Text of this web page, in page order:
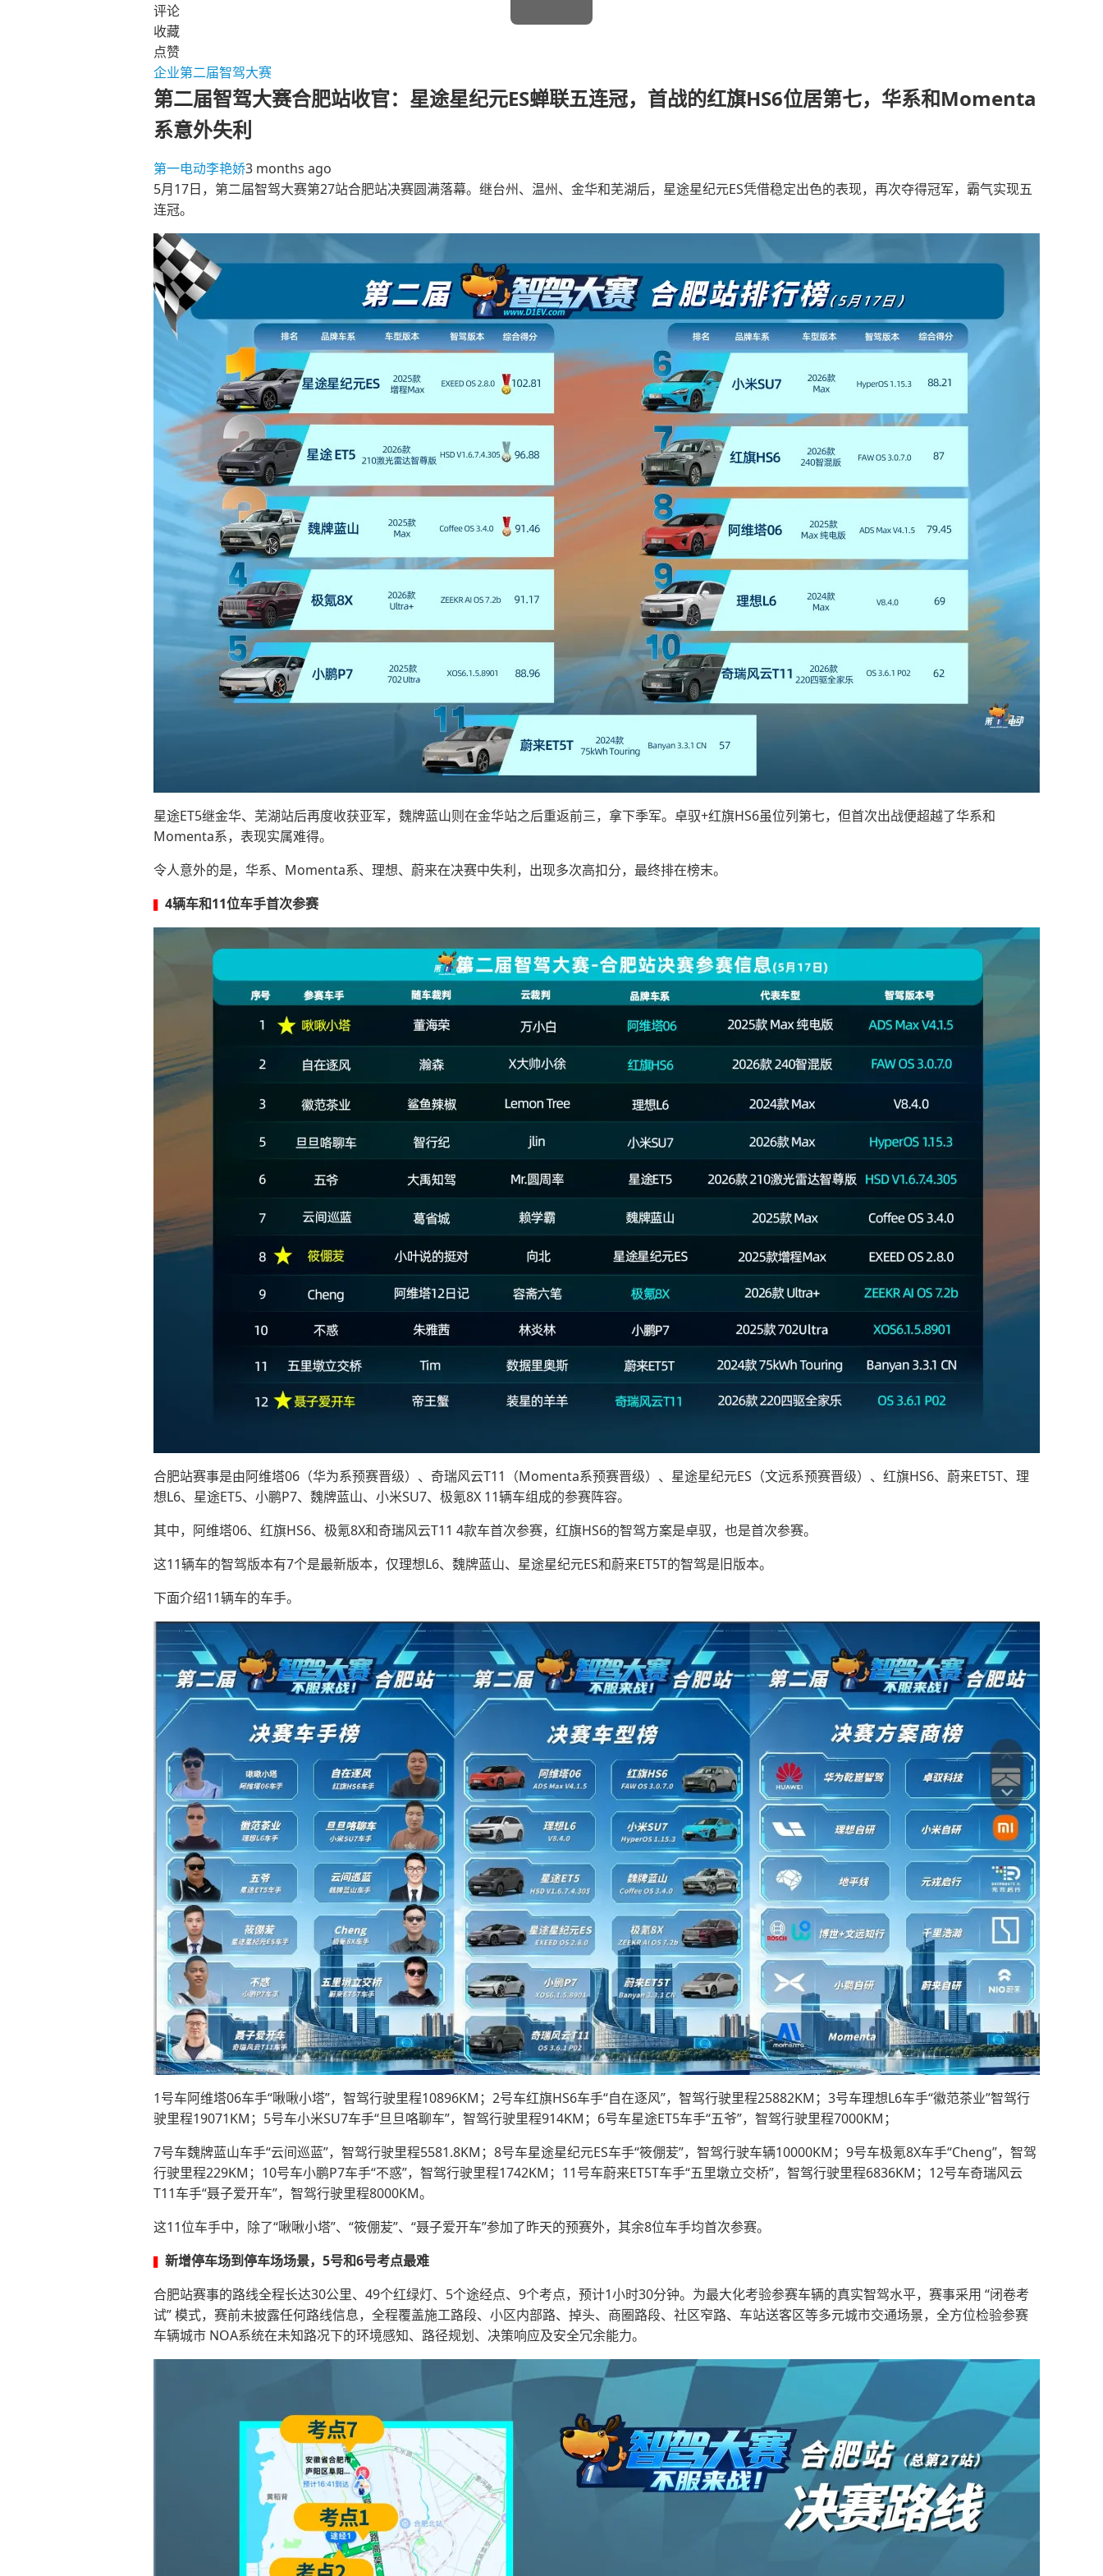
评论
收藏
点赞
企业第二届智驾大赛
第二届智驾大赛合肥站收官：星途星纪元ES蝉联五连冠，首战的红旗HS6位居第七，华系和Momenta
系意外失利
第一电动李艳娇3 months ago
5月17日，第二届智驾大赛第27站合肥站决赛圆满落幕。继台州、温州、金华和芜湖后，星途星纪元ES凭借稳定出色的表现，再次夺得冠军，霸气实现五
连冠。
星途ET5继金华、芜湖站后再度收获亚军，魏牌蓝山则在金华站之后重返前三，拿下季军。卓驭+红旗HS6虽位列第七，但首次出战便超越了华系和
Momenta系，表现实属难得。
令人意外的是，华系、Momenta系、理想、蔚来在决赛中失利，出现多次高扣分，最终排在榜末。
▍ 4辆车和11位车手首次参赛
合肥站赛事是由阿维塔06（华为系预赛晋级）、奇瑞风云T11（Momenta系预赛晋级）、星途星纪元ES（文远系预赛晋级）、红旗HS6、蔚来ET5T、理
想L6、星途ET5、小鹏P7、魏牌蓝山、小米SU7、极氪8X 11辆车组成的参赛阵容。
其中，阿维塔06、红旗HS6、极氪8X和奇瑞风云T11 4款车首次参赛，红旗HS6的智驾方案是卓驭，也是首次参赛。
这11辆车的智驾版本有7个是最新版本，仅理想L6、魏牌蓝山、星途星纪元ES和蔚来ET5T的智驾是旧版本。
下面介绍11辆车的车手。
1号车阿维塔06车手“啾啾小塔”，智驾行驶里程10896KM；2号车红旗HS6车手“自在逐风”，智驾行驶里程25882KM；3号车理想L6车手“徽范茶业”智驾行
驶里程19071KM；5号车小米SU7车手“旦旦咯聊车”，智驾行驶里程914KM；6号车星途ET5车手“五爷”，智驾行驶里程7000KM；
7号车魏牌蓝山车手“云间巡蓝”，智驾行驶里程5581.8KM；8号车星途星纪元ES车手“筱倗苃”，智驾行驶车辆10000KM；9号车极氪8X车手“Cheng”，智驾
行驶里程229KM；10号车小鹏P7车手“不惑”，智驾行驶里程1742KM；11号车蔚来ET5T车手“五里墩立交桥”，智驾行驶里程6836KM；12号车奇瑞风云
T11车手“聂子爱开车”，智驾行驶里程8000KM。
这11位车手中，除了“啾啾小塔”、“筱倗苃”、“聂子爱开车”参加了昨天的预赛外，其余8位车手均首次参赛。
▍ 新增停车场到停车场场景，5号和6号考点最难
合肥站赛事的路线全程长达30公里、49个红绿灯、5个途经点、9个考点，预计1小时30分钟。为最大化考验参赛车辆的真实智驾水平，赛事采用 “闭卷考
试” 模式，赛前未披露任何路线信息，全程覆盖施工路段、小区内部路、掉头、商圈路段、社区窄路、车站送客区等多元城市交通场景，全方位检验参赛
车辆城市 NOA系统在未知路况下的环境感知、路径规划、决策响应及安全冗余能力。